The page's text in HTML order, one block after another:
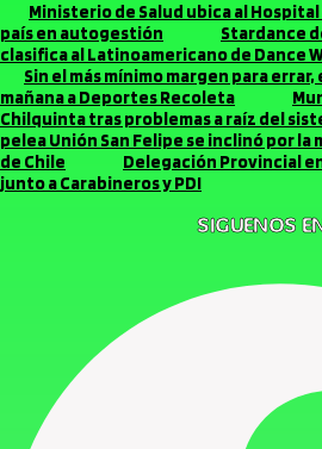
Ministerio de Salud ubica al Hospital
país en autogestión
Stardance
clasifica al Latinoamericano de Dance
Sin el más mínimo margen para
mañana a Deportes Recoleta
Chilquinta tras problemas a raíz del
pelea Unión San Felipe se inclinó por la
de Chile
Delegación Provincial
junto a Carabineros y PDI
SIGUENOS